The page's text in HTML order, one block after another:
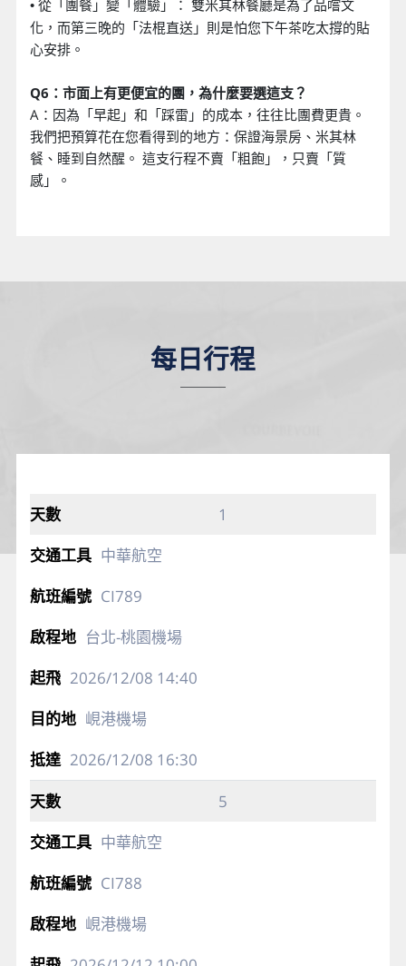
• 從「團餐」變「體驗」： 雙米其林餐廳是為了品嚐文
化，而第三晚的「法棍直送」則是怕您下午茶吃太撐的貼
心安排。
Q6：市面上有更便宜的團，為什麼要選這支？
A：因為「早起」和「踩雷」的成本，往往比團費更貴。
我們把預算花在您看得到的地方：保證海景房、米其林
餐、睡到自然醒。 這支行程不賣「粗飽」，只賣「質
感」。
每日行程
1
中華航空
CI789
台北-桃園機場
2026/12/08 14:40
峴港機場
2026/12/08 16:30
5
中華航空
CI788
峴港機場